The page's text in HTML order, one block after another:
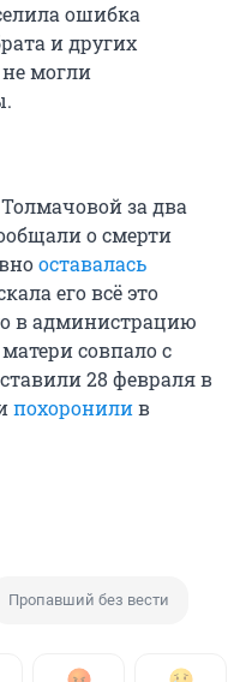
ошибка
и других
могли
за два
о смерти
оставалась
его всё это
в администрацию
совпало с
28 февраля в
похоронилив
Пропавший без вести